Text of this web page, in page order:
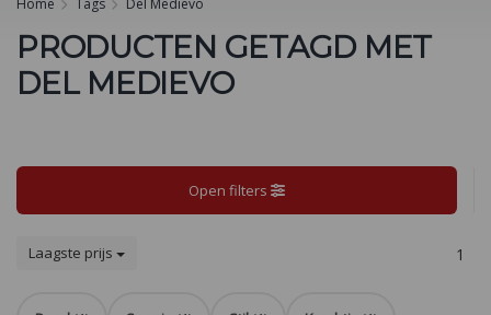
Home Tags Del Medievo
PRODUCTEN GETAGD MET
DEL MEDIEVO
Open filters
Laagste prijs 1